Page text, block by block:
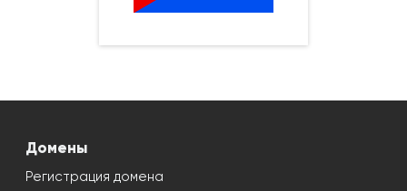
Домены
Регистрация домена